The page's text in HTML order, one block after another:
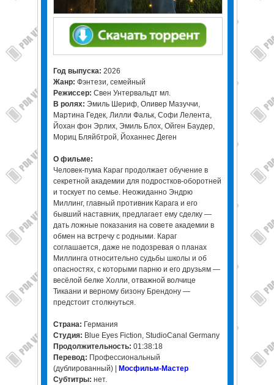
Год выпуска: 2026
Жанр: Фэнтези, семейный
Режиссер: Свен Унтервальдт мл.
В ролях: Эмиль Шериф, Оливер Мазуччи,
Мартина Гедек, Лилли Фальк, Софи Лелента,
Йохан фон Эрлих, Эмиль Блох, Ойген Баудер,
Мориц Бляйбтрой, Йоханнес Деген
О фильме:
Человек-пума Караг продолжает обучение в
секретной академии для подростков-оборотней
и тоскует по семье. Неожиданно Эндрю
Миллинг, главный противник Карага и его
бывший наставник, предлагает ему сделку —
дать ложные показания на совете академии в
обмен на встречу с родными. Караг
соглашается, даже не подозревая о планах
Миллинга относительно судьбы школы и об
опасностях, с которыми парню и его друзьям —
весёлой белке Холли, отважной волчице
Тикаани и верному бизону Брендону —
предстоит столкнуться.
Страна: Германия
Студия: Blue Eyes Fiction, StudioCanal Germany
Продолжительность: 01:38:18
Перевод: Профессиональный
(дублированный) |
Мосфильм-Мастер
Субтитры: нет.